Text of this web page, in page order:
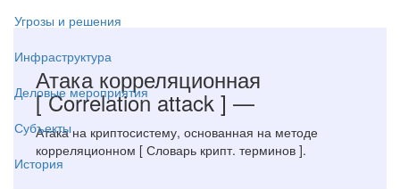
Угрозы и решения
Инфраструктура
Деловые мероприятия
Субъекты
История
Атака корреляционная
[ Correlation attack ] —
Атака на криптосистему, основанная на методе
корреляционном [ Словарь крипт. терминов ].